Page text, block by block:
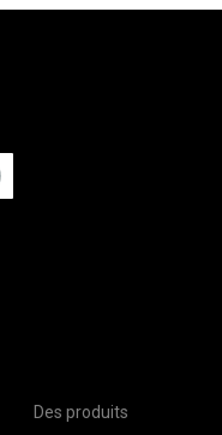
Des produits